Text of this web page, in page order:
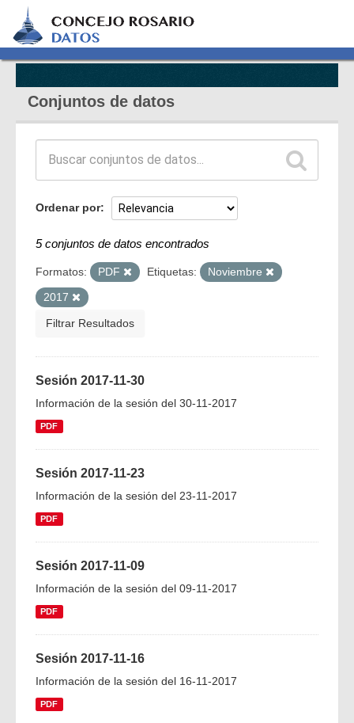
Conjuntos de datos
Ordenar por
5 conjuntos de datos encontrados
Formatos: PDF Etiquetas:
Noviembre
2017
Filtrar Resultados
Sesión 2017-11-30
Información de la sesión del 30-11-2017
PDF
Sesión 2017-11-23
Información de la sesión del 23-11-2017
PDF
Sesión 2017-11-09
Información de la sesión del 09-11-2017
PDF
Sesión 2017-11-16
Información de la sesión del 16-11-2017
PDF